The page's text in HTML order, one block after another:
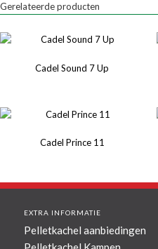
Gerelateerde producten
Cadel Sound 7 Up
Cadel Prince 11
EXTRA INFORMATIE
Pelletkachel aanbiedingen